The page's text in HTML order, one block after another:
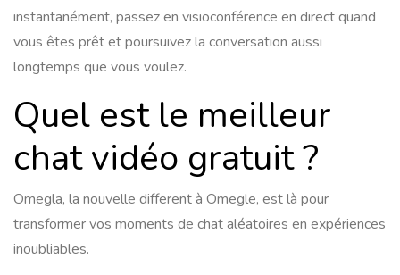
instantanément, passez en visioconférence en direct quand
vous êtes prêt et poursuivez la conversation aussi
longtemps que vous voulez.
Quel est le meilleur
chat vidéo gratuit ?
Omegla, la nouvelle different à Omegle, est là pour
transformer vos moments de chat aléatoires en expériences
inoubliables.